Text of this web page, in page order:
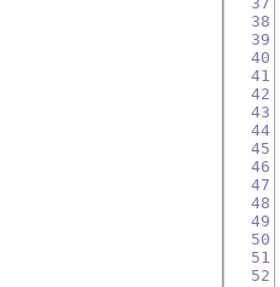
38
39
40
41
42
43
44
45
46
47
48
49
50
51
52